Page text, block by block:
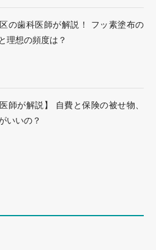
の歯科医師が解説！ フッ素塗布の
理想の頻度は？
師が解説】 自費と保険の被せ物、
いいの？